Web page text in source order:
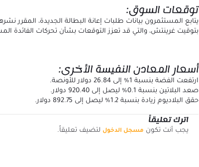
توقعات السوق:
بتوقيت غرينتش، والتي قد تعزز التوقعات بشأن تحركات الفائدة
أسعار المعادن النفيسة الأخرى:
ارتفعت الفضة بنسبة 1% إلى 26.84 دولار للأونصة.
صعد البلاتين بنسبة 0.1% ليصل إلى 920.40 دولار.
حقق البلاديوم زيادة بنسبة 1.2% ليصل إلى 892.75 دولار.
اترك تعليقاً
يجب أنت تكون مسجل الدخول لتضيف تعليقاً.